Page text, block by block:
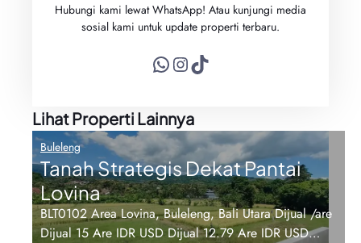
Hubungi kami lewat WhatsApp! Atau kunjungi media
sosial kami untuk update properti terbaru.
WhatsApp Instagram TikTok
Lihat Properti Lainnya
Buleleng
Tanah Strategis Dekat Pantai
Lovina
BLT0102 Area Lovina, Buleleng, Bali Utara Dijual /are
Dijual 15 Are IDR USD Dijual 12.79 Are IDR USD…